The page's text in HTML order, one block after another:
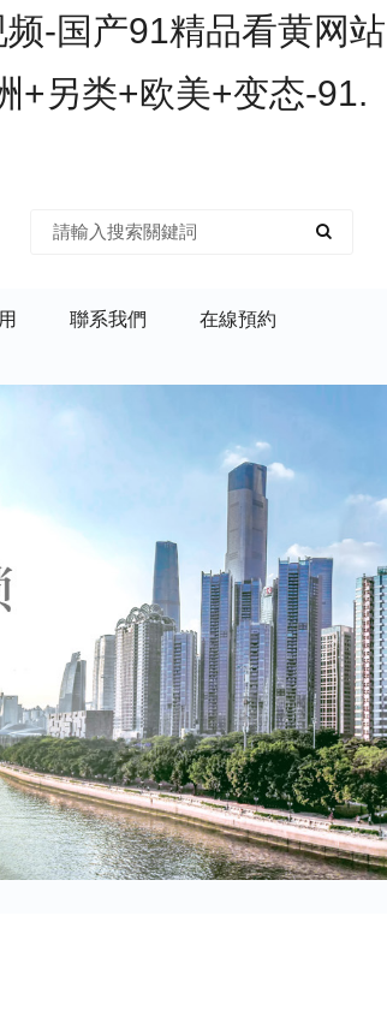
-国产91精品看黄网站
+另类+欧美+变态-91.
聯系我們 在線預約